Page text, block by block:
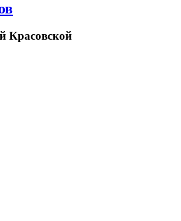
Красовской